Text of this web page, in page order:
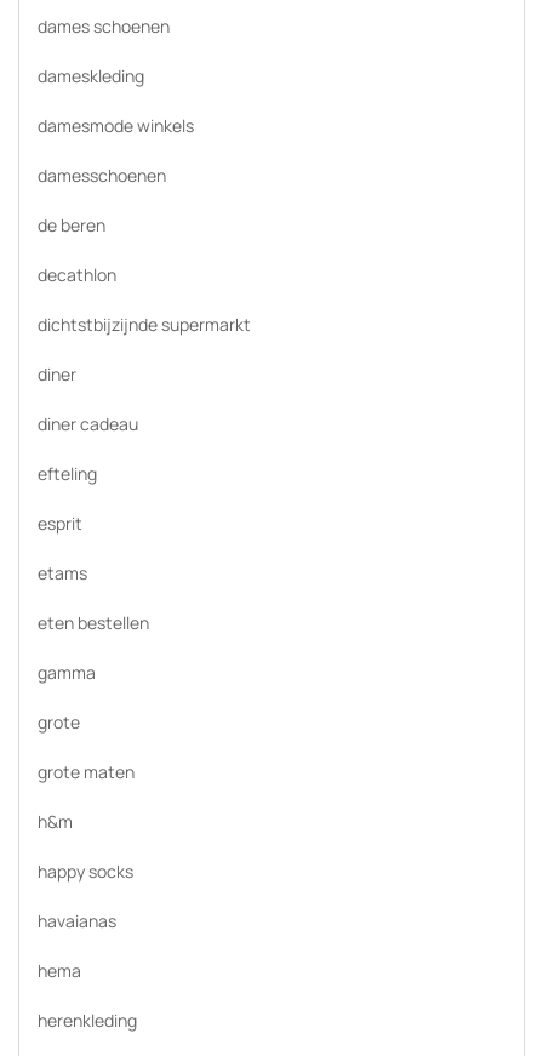
dames schoenen
dameskleding
damesmode winkels
damesschoenen
de beren
decathlon
dichtstbijzijnde supermarkt
diner
diner cadeau
efteling
esprit
etams
eten bestellen
gamma
grote
grote maten
h&m
happy socks
havaianas
hema
herenkleding